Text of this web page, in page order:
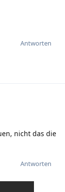
Antworten
nicht das die
Antworten